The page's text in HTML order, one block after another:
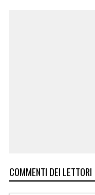
COMMENTI DEI LETTORI